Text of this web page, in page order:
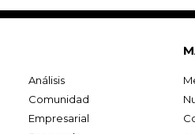
Análisis
Comunidad
Empresarial